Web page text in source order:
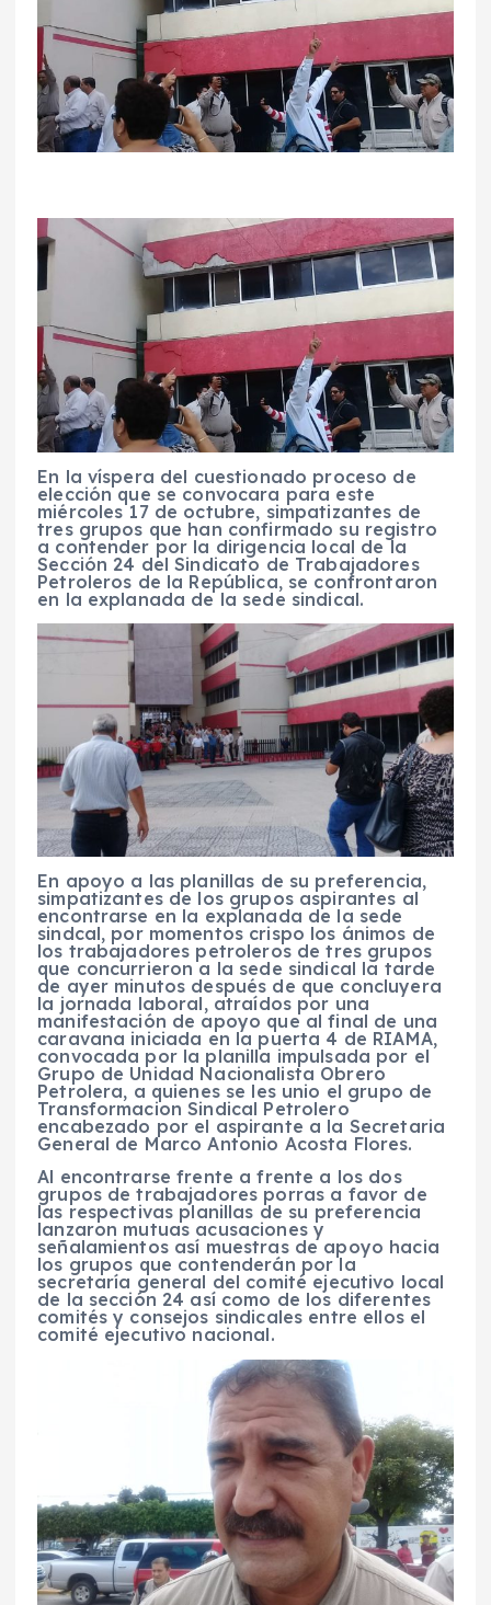
En la víspera del cuestionado proceso de
elección que se convocara para este
miércoles 17 de octubre, simpatizantes de
tres grupos que han confirmado su registro
a contender por la dirigencia local de la
Sección 24 del Sindicato de Trabajadores
Petroleros de la República, se confrontaron
en la explanada de la sede sindical.
En apoyo a las planillas de su preferencia,
simpatizantes de los grupos aspirantes al
encontrarse en la explanada de la sede
sindcal, por momentos crispo los ánimos de
los trabajadores petroleros de tres grupos
que concurrieron a la sede sindical la tarde
de ayer minutos después de que concluyera
la jornada laboral, atraídos por una
manifestación de apoyo que al final de una
caravana iniciada en la puerta 4 de RIAMA,
convocada por la planilla impulsada por el
Grupo de Unidad Nacionalista Obrero
Petrolera, a quienes se les unio el grupo de
Transformacion Sindical Petrolero
encabezado por el aspirante a la Secretaria
General de Marco Antonio Acosta Flores.
Al encontrarse frente a frente a los dos
grupos de trabajadores porras a favor de
las respectivas planillas de su preferencia
lanzaron mutuas acusaciones y
señalamientos así muestras de apoyo hacia
los grupos que contenderán por la
secretaría general del comité ejecutivo local
de la sección 24 así como de los diferentes
comités y consejos sindicales entre ellos el
comité ejecutivo nacional.